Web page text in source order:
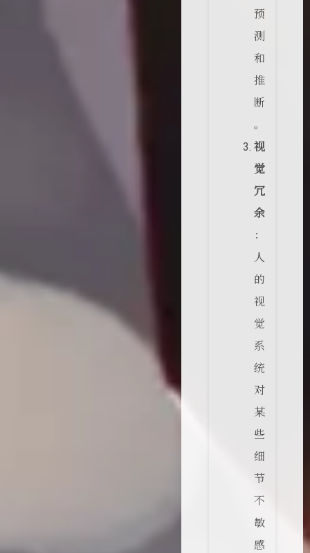
预
测
和
推
断
。
视
觉
冗
余
：
人
的
视
觉
系
统
对
某
些
细
节
不
敏
感